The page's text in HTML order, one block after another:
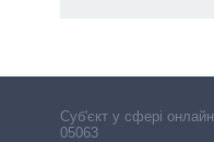
Cуб'єкт у сфері
05063